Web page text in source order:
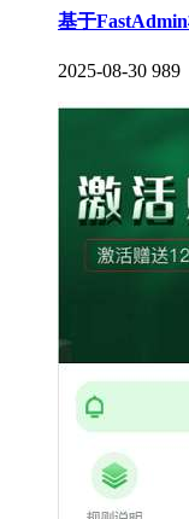
基于
2025-08-30 989